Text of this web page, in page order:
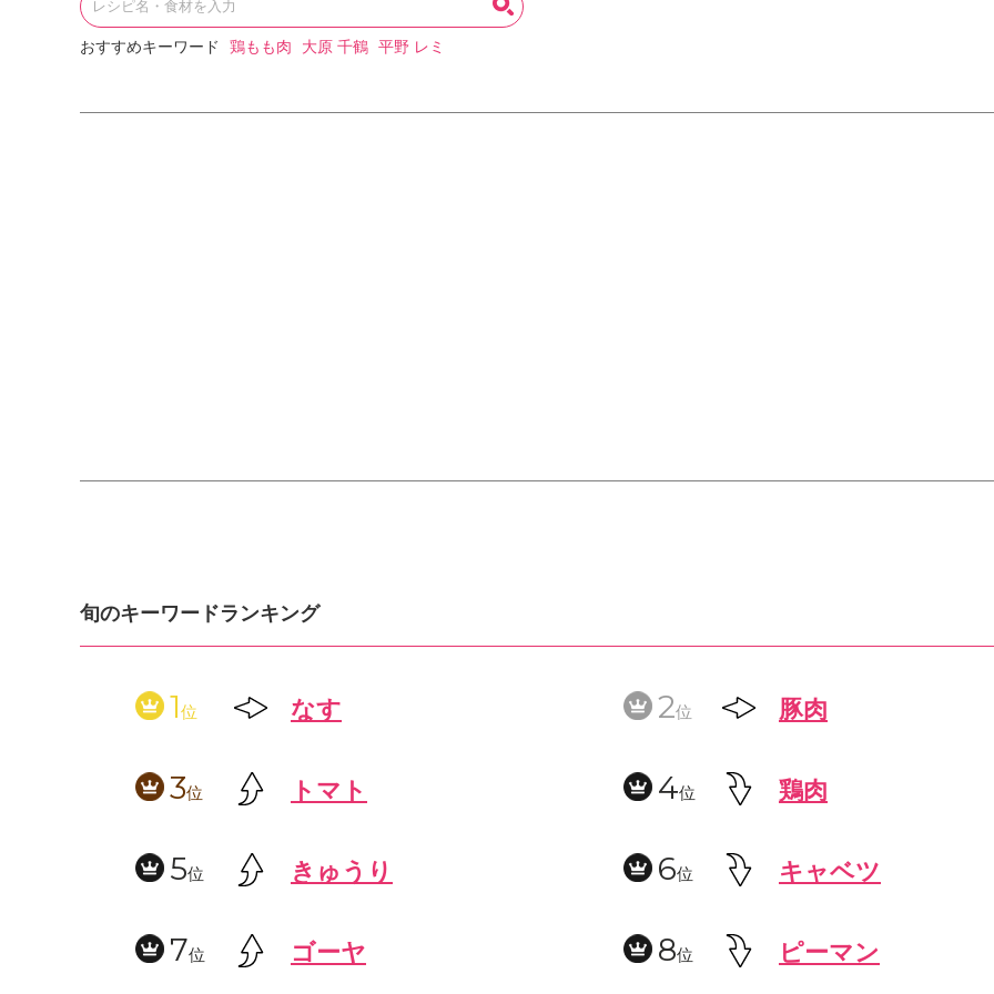
おすすめキーワード 鶏もも肉 大原 千鶴 平野 レミ
旬のキーワードランキング
1位 なす 2位 豚肉
3位 トマト 4位 鶏肉
5位 きゅうり 6位 キャベツ
7位 ゴーヤ 8位 ピーマン